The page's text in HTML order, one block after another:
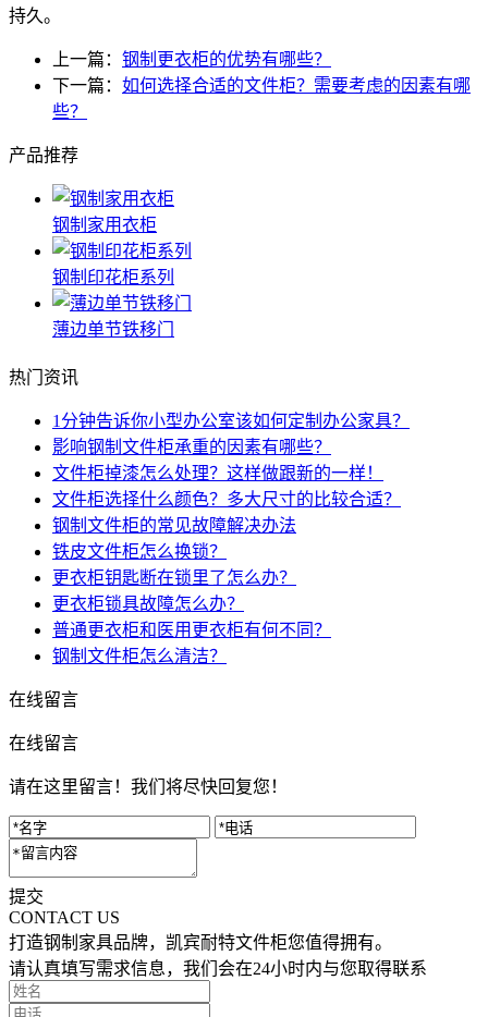
持久。
上一篇： 钢制更衣柜的优势有哪些？
下一篇： 如何选择合适的文件柜？需要考虑的因素有哪
些？
产品推荐
钢制家用衣柜
钢制印花柜系列
薄边单节铁移门
热门资讯
1分钟告诉你小型办公室该如何定制办公家具？
影响钢制文件柜承重的因素有哪些？
文件柜掉漆怎么处理？这样做跟新的一样！
文件柜选择什么颜色？多大尺寸的比较合适？
钢制文件柜的常见故障解决办法
铁皮文件柜怎么换锁？
更衣柜钥匙断在锁里了怎么办？
更衣柜锁具故障怎么办？
普通更衣柜和医用更衣柜有何不同？
钢制文件柜怎么清洁？
在线留言
在线留言
请在这里留言！我们将尽快回复您！
提交
CONTACT US
打造钢制家具品牌，凯宾耐特文件柜您值得拥有。
请认真填写需求信息，我们会在24小时内与您取得联系